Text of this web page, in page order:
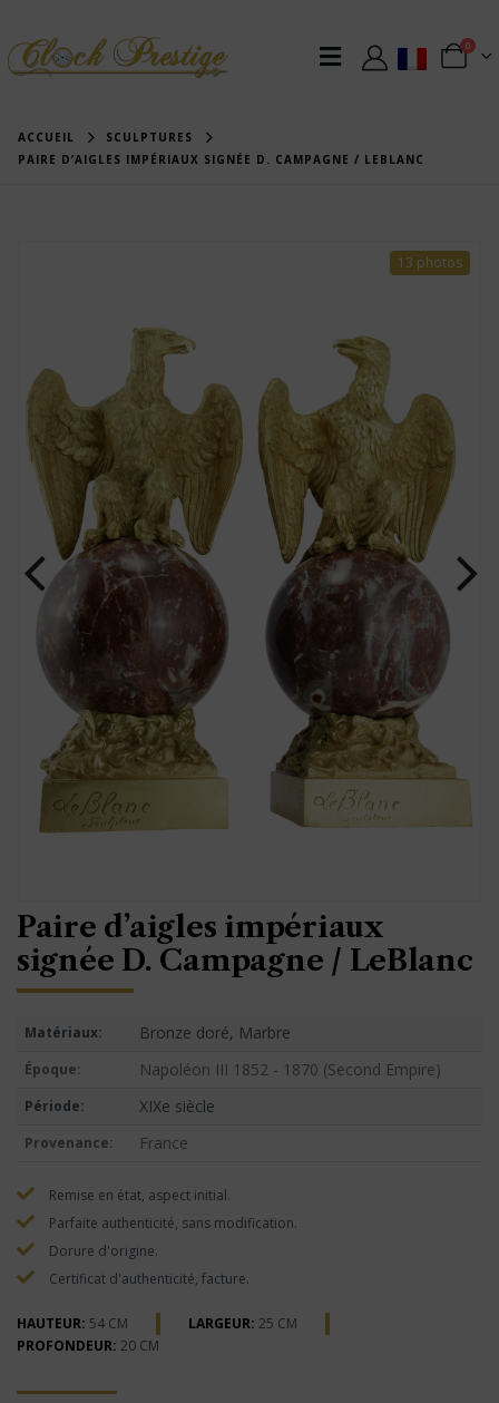
0
ACCUEIL
SCULPTURES
PAIRE D’AIGLES IMPÉRIAUX SIGNÉE D. CAMPAGNE / LEBLANC
13 photos
Paire d’aigles impériaux
signée D. Campagne / LeBlanc
Matériaux: Bronze doré, Marbre
Époque: Napoléon III 1852 - 1870 (Second Empire)
Période: XIXe siècle
Provenance: France
Remise en état, aspect initial.
Parfaite authenticité, sans modification.
Dorure d'origine.
Certificat d'authenticité, facture.
HAUTEUR: 54 CM LARGEUR: 25 CM
PROFONDEUR: 20 CM